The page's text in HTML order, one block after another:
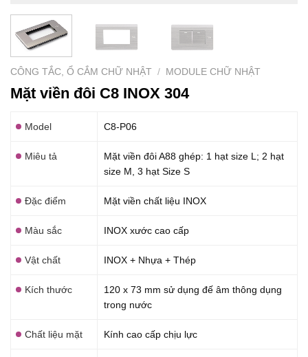
CÔNG TẮC, Ổ CẮM CHỮ NHẬT / MODULE CHỮ NHẬT
Mặt viền đôi C8 INOX 304
Model C8-P06
Miêu tả
Mặt viền đôi A88 ghép: 1 hạt size L; 2 hạt
size M, 3 hạt Size S
Đặc điểm Mặt viền chất liệu INOX
Màu sắc INOX xước cao cấp
Vật chất INOX + Nhựa + Thép
Kích thước
120 x 73 mm sử dụng đế âm thông dụng
trong nước
Chất liệu mặt Kính cao cấp chịu lực